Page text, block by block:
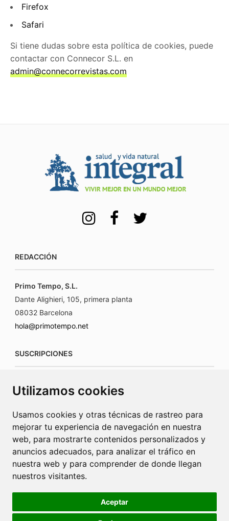
Utilizamos cookies
Usamos cookies y otras técnicas de rastreo para
mejorar tu experiencia de navegación en nuestra
web, para mostrarte contenidos personalizados y
anuncios adecuados, para analizar el tráfico en
nuestra web y para comprender de donde llegan
nuestros visitantes.
Aceptar
Firefox
Safari
Si tiene dudas sobre esta política de cookies, puede
contactar con Connecor S.L. en
admin@connecorrevistas.com
REDACCIÓN
Primo Tempo, S.L.
Dante Alighieri, 105, primera planta
08032 Barcelona
hola@primotempo.net
SUSCRIPCIONES
www.connecorrevistas.com
PUBLICIDAD